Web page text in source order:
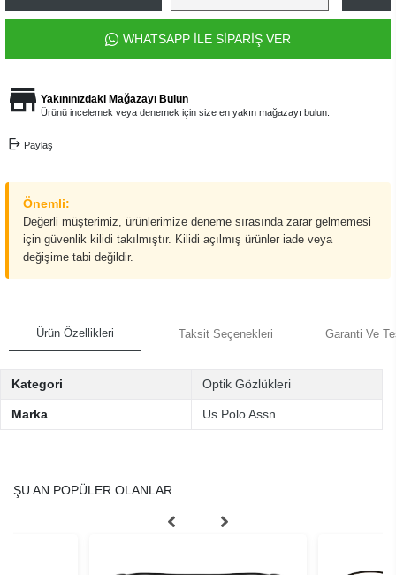
WHATSAPP İLE SİPARİŞ VER
Yakınınızdaki Mağazayı Bulun
Ürünü incelemek veya denemek için size en yakın mağazayı bulun.
Paylaş
Önemli:
Değerli müşterimiz, ürünlerimize deneme sırasında zarar gelmemesi
için güvenlik kilidi takılmıştır. Kilidi açılmış ürünler iade veya
değişime tabi değildir.
Ürün Özellikleri Taksit Seçenekleri Garanti Ve
Kategori Optik Gözlükleri
Marka Us Polo Assn
ŞU AN POPÜLER OLANLAR